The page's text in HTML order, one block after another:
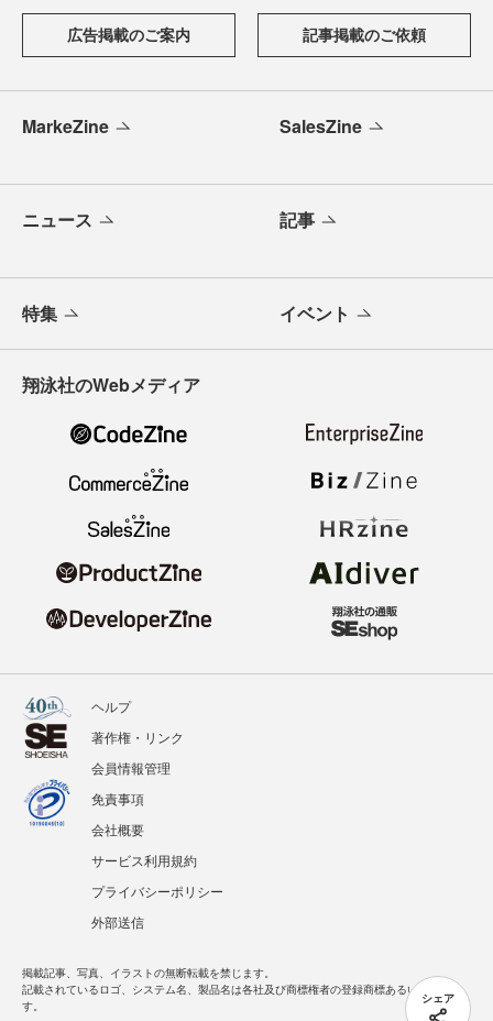
シェア
広告掲載のご案内 記事掲載のご依頼
MarkeZine SalesZine
ニュース 記事
特集 イベント
翔泳社のWebメディア
ヘルプ
著作権・リンク
会員情報管理
免責事項
会社概要
サービス利用規約
プライバシーポリシー
外部送信
掲載記事、写真、イラストの無断転載を禁じます。
記載されているロゴ、システム名、製品名は各社及び商標権者の登録商標あるいは商標で
す。